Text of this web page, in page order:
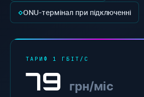
◇ONU-термінал при підключенні
ТАРИФ 1 ГБІТ/С
79 грн/міс